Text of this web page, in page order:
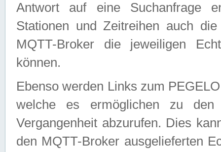
Antwort auf eine Suchanfrage
Stationen und Zeitreihen auch
MQTT-Broker die jeweiligen
können.
Ebenso werden Links zum
welche es ermöglichen zu den
Vergangenheit abzurufen. Dies
den MQTT-Broker ausgelieferten